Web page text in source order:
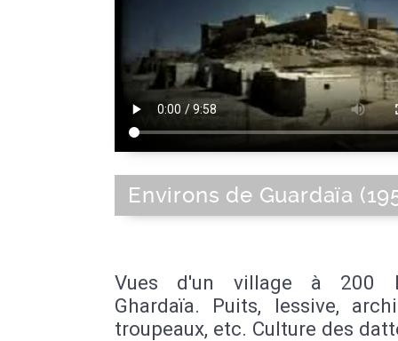
Environs de Guardaïa
Vues d'un village à 200
Ghardaïa. Puits, lessive,
troupeaux, etc. Culture des